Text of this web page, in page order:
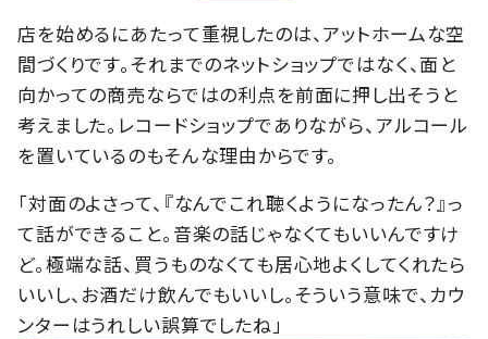
店を始めるにあたって重視したのは、アットホームな空
間づくりです。それまでのネットショップではなく、面と
向かっての商売ならではの利点を前面に押し出そうと
考えました。レコードショップでありながら、アルコール
を置いているのもそんな理由からです。
「対面のよさって、『なんでこれ聴くようになったん？』っ
て話ができること。音楽の話じゃなくてもいいんですけ
ど。極端な話、買うものなくても居心地よくしてくれたら
いいし、お酒だけ飲んでもいいし。そういう意味で、カウ
ンターはうれしい誤算でしたね」